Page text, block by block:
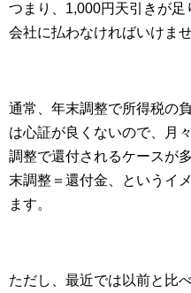
つまり、1,000円天引きが
会社に払わなければいけませ
通常、年末調整で所得税の
は心証が良くないので、月
調整で還付されるケースが
末調整＝還付金、というイ
ます。
ただし、最近では以前と比